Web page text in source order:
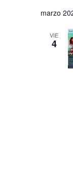
marzo
VIE
4